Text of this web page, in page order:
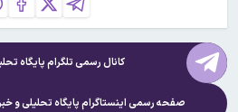
کانال رسمی تلگرام پایگاه
صفحه رسمی اینستاگرام پایگاه تحلیلی و